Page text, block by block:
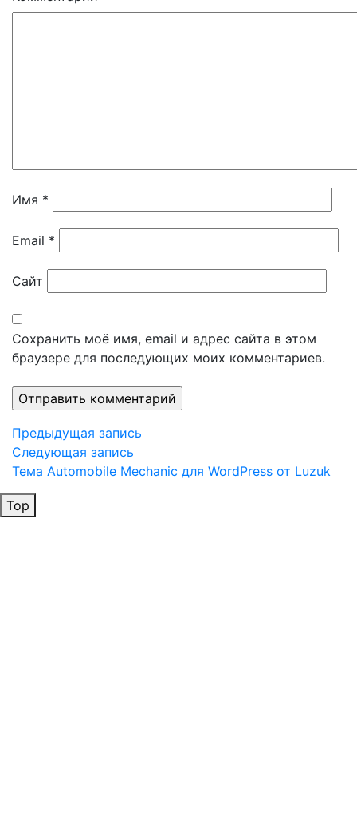
Имя *
Email *
Сайт
Сохранить моё имя, email и адрес сайта в этом
браузере для последующих моих комментариев.
Навигация
по
записям
Предыдущая
запись
Предыдущая запись
Следующая
запись
Следующая запись
Тема Automobile Mechanic для WordPress от Luzuk
Top